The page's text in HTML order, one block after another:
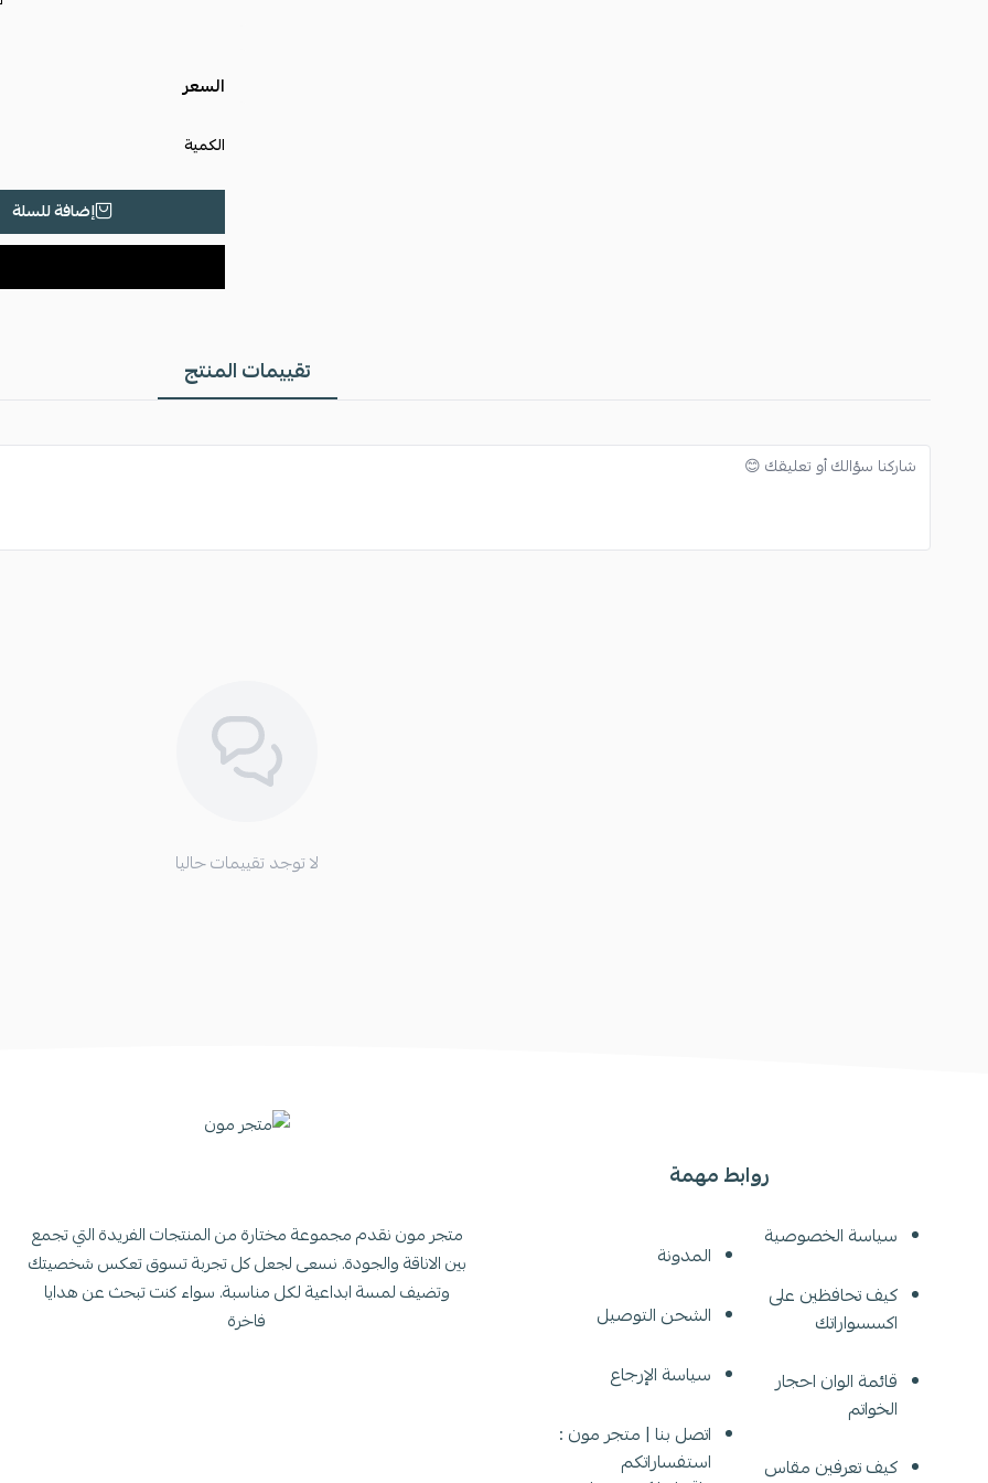
السعر
الكمية
إضافة للسلة
تقييمات المنتج
لا توجد تقييمات حاليا
روابط مهمة
سياسة الخصوصية
كيف تحافظين على
اكسسواراتك
قائمة الوان احجار
الخواتم
كيف تعرفين مقاس
المدونة
الشحن التوصيل
سياسة الإرجاع
اتصل بنا | متجر مون :
استفساراتكم
متجر مون نقدم مجموعة مختارة من المنتجات الفريدة التي تجمع
بين الاناقة والجودة. نسعى لجعل كل تجربة تسوق تعكس شخصيتك
وتضيف لمسة ابداعية لكل مناسبة. سواء كنت تبحث عن هدايا
فاخرة